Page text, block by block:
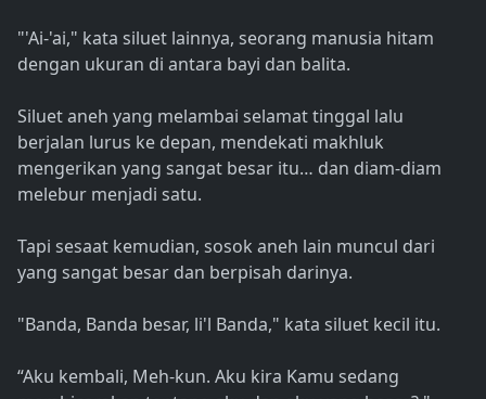
"'Ai-'ai," kata siluet lainnya, seorang manusia hitam
dengan ukuran di antara bayi dan balita.
Siluet aneh yang melambai selamat tinggal lalu
berjalan lurus ke depan, mendekati makhluk
mengerikan yang sangat besar itu… dan diam-diam
melebur menjadi satu.
Tapi sesaat kemudian, sosok aneh lain muncul dari
yang sangat besar dan berpisah darinya.
"Banda, Banda besar, li'l Banda," kata siluet kecil itu.
“Aku kembali, Meh-kun. Aku kira Kamu sedang